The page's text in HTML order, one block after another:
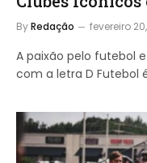
ByRedação fevereiro
A paixão pelo futebol
com a letra D Futebol